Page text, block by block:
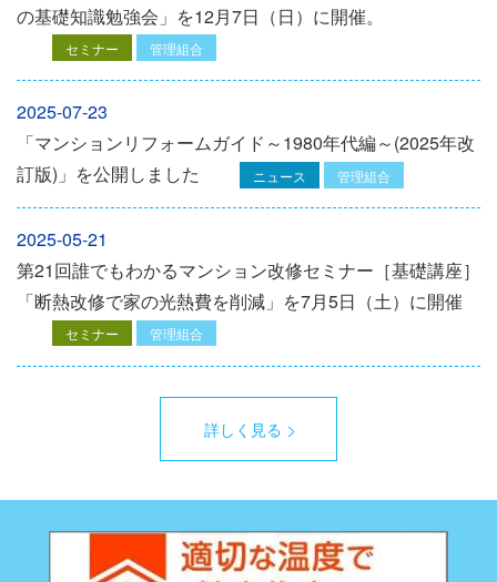
の基礎知識勉強会」を12⽉7⽇（⽇）に開催。
セミナー 管理組合
2025-07-23
「マンションリフォームガイド～1980年代編～(2025年改
訂版)」を公開しました
ニュース 管理組合
2025-05-21
第21回誰でもわかるマンション改修セミナー［基礎講座］
「断熱改修で家の光熱費を削減」を7月5日（土）に開催
セミナー 管理組合
詳しく見る